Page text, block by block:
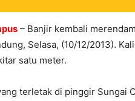
– Banjir kembali
Selasa, (10/12/2013).
satu meter.
terletak di pinggir Sungai